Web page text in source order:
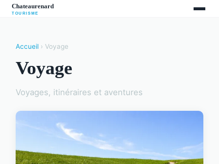
Accueil › Voyage
Voyage
Voyages, itinéraires et aventures